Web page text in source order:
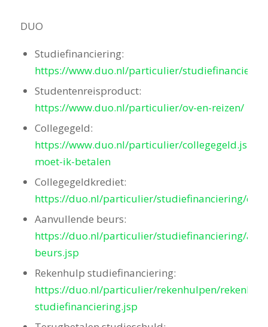
DUO
Studiefinanciering:
https://www.duo.nl/particulier/
Studentenreisproduct:
https://www.duo.nl/particulier/ov-en-reizen/
Collegegeld:
https://www.duo.nl/particulier/
moet-ik-betalen
Collegegeldkrediet:
https://duo.nl/particulier/studiefinanciering/
Aanvullende beurs:
https://duo.nl/particulier/studiefinanciering/
beurs.jsp
Rekenhulp studiefinanciering:
https://duo.nl/particulier/rekenhulpen/
studiefinanciering.jsp